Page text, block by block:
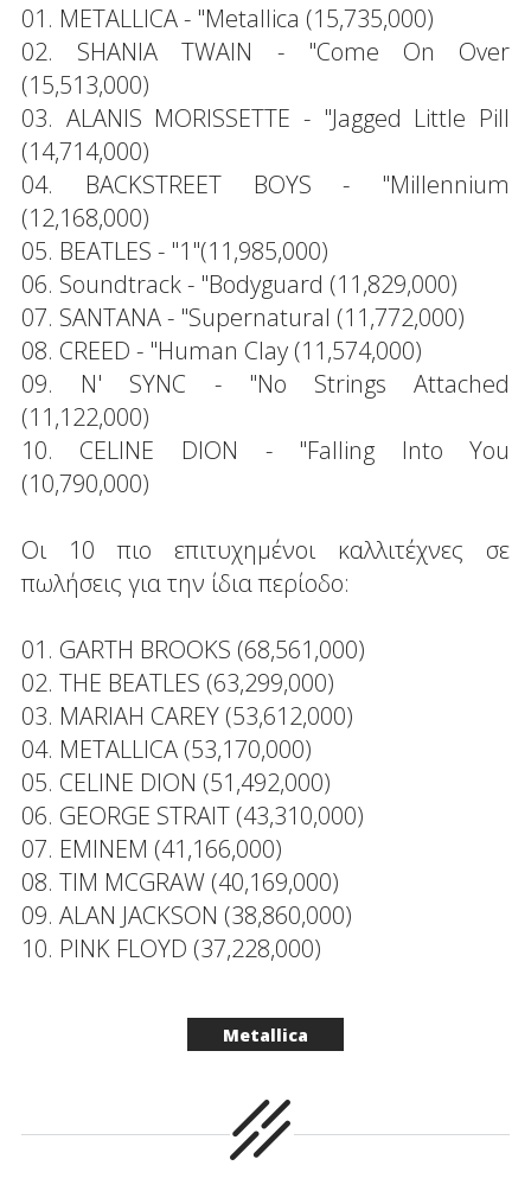
01. METALLICA - "Metallica (15,735,000)
02. SHANIA TWAIN - "Come On Over
(15,513,000)
03. ALANIS MORISSETTE - "Jagged Little Pill
(14,714,000)
04. BACKSTREET BOYS - "Millennium
(12,168,000)
05. BEATLES - "1"(11,985,000)
06. Soundtrack - "Bodyguard (11,829,000)
07. SANTANA - "Supernatural (11,772,000)
08. CREED - "Human Clay (11,574,000)
09. N' SYNC - "No Strings Attached
(11,122,000)
10. CELINE DION - "Falling Into You
(10,790,000)
Οι 10 πιο επιτυχημένοι καλλιτέχνες σε
πωλήσεις για την ίδια περίοδο:
01. GARTH BROOKS (68,561,000)
02. THE BEATLES (63,299,000)
03. MARIAH CAREY (53,612,000)
04. METALLICA (53,170,000)
05. CELINE DION (51,492,000)
06. GEORGE STRAIT (43,310,000)
07. EMINEM (41,166,000)
08. TIM MCGRAW (40,169,000)
09. ALAN JACKSON (38,860,000)
10. PINK FLOYD (37,228,000)
Metallica